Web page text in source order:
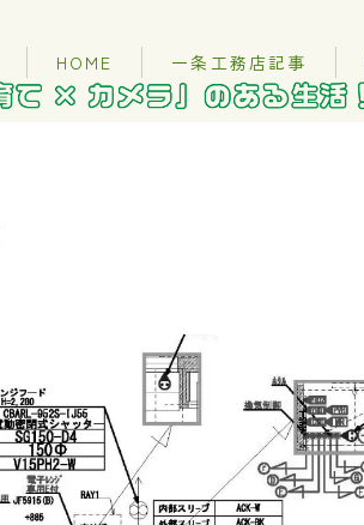
HOME 一条工務店記事